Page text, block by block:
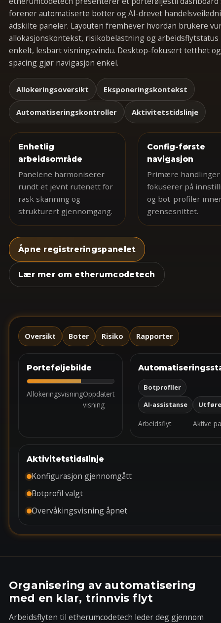
forener automatiserte botter og AI-drevet
adskilte paneler. Layouten fremhever hvordan brukere
allokasjonskontekst, risikobelastning og arbeidsflytstatus
enkelt, lesbart visningsvindu. Desktop-fokusert tetthet
spacing gjør navigasjon enkel.
Allokeringsoversikt Eksponeringskontekst
Automatiseringskontroller Aktivitetstidslinje
Enhetlig
arbeidsområde
Panelene harmoniserer
rundt et jevnt rutenett for
rask skanning og
strukturert gjennomgang.
Config-første
navigasjon
Primære handlinger
fokuserer på
og bot-profiler
grensesnittet.
Åpne registreringspanelet
Lær mer om etherumcodetech
Oversikt Boter Risiko Rapporter
Porteføljebilde
AllokeringsvisningOppdatert
visning
Botprofiler
AI-assistanse
Arbeidsflyt Aktive
Aktivitetstidslinje
Konfigurasjon gjennomgått
Botprofil valgt
Overvåkingsvisning åpnet
Organisering av automatisering
med en klar, trinnvis flyt
Arbeidsflyten til etherumcodetech leder deg gjennom